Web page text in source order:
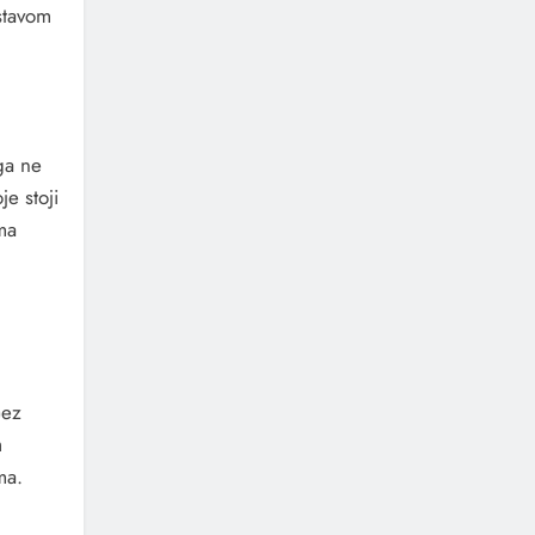
ne
stoji